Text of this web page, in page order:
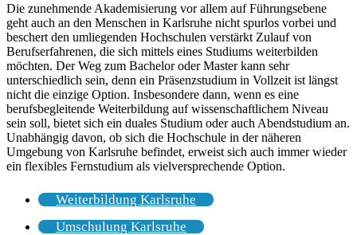
Die zunehmende Akademisierung vor allem auf Führungsebene
geht auch an den Menschen in Karlsruhe nicht spurlos vorbei und
beschert den umliegenden Hochschulen verstärkt Zulauf von
Berufserfahrenen, die sich mittels eines Studiums weiterbilden
möchten. Der Weg zum Bachelor oder Master kann sehr
unterschiedlich sein, denn ein Präsenzstudium in Vollzeit ist längst
nicht die einzige Option. Insbesondere dann, wenn es eine
berufsbegleitende Weiterbildung auf wissenschaftlichem Niveau
sein soll, bietet sich ein duales Studium oder auch Abendstudium an.
Unabhängig davon, ob sich die Hochschule in der näheren
Umgebung von Karlsruhe befindet, erweist sich auch immer wieder
ein flexibles Fernstudium als vielversprechende Option.
Weiterbildung Karlsruhe
Umschulung Karlsruhe